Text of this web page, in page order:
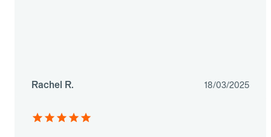
Rachel R. 18/03/2025